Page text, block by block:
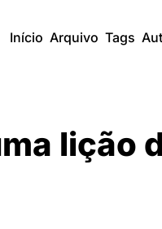
Início Arquivo Tags
lição